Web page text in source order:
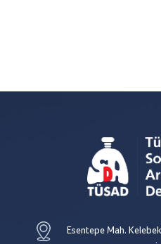
Esentepe Mah.